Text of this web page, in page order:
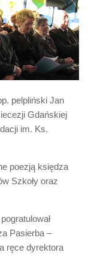
pelpliński Jan
Gdańskiej
im. Ks.
poezją księdza
Szkoły oraz
Pasierba –
ręce dyrektora